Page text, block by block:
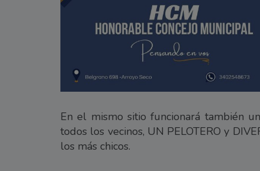
En el mismo sitio funcionará también
todos los vecinos, UN PELOTERO y
los más chicos.